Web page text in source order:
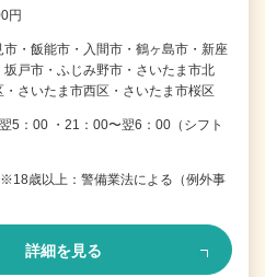
円
・飯能市・入間市・鶴ヶ島市・新座
戸市・ふじみ野市・さいたま市北
さいたま市西区・さいたま市桜区
5：00 ・21：00〜翌6：00（シフト
歳以上：警備業法による（例外事
詳細を見る